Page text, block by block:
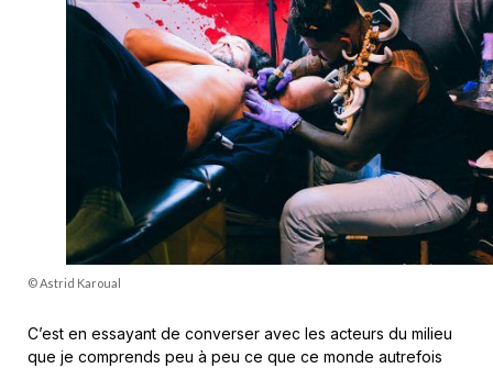
© Astrid Karoual
C’est en essayant de converser avec les acteurs du milieu
que je comprends peu à peu ce que ce monde autrefois